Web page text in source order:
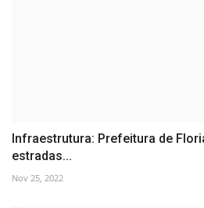
Infraestrutura: Prefeitura de
estradas...
Nov 25, 2022